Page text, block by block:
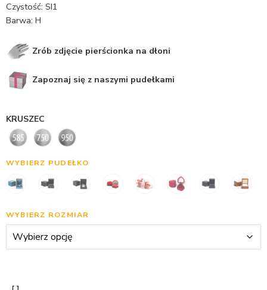
Czystość: SI1
Barwa: H
Zrób zdjęcie pierścionka na dłoni
Zapoznaj się z naszymi pudełkami
KRUSZEC
WYBIERZ PUDEŁKO
WYBIERZ ROZMIAR